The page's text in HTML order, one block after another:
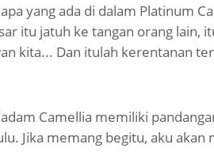
yang ada di dalam Platinum
itu jatuh ke tangan orang lain,
kita... Dan itulah kerentanan
Camellia memiliki
Jika memang begitu, aku